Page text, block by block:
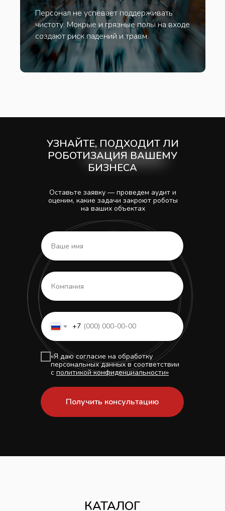
Персонал не успевает поддерживать
чистоту. Мокрые и грязные полы на входе
создают риск падений и травм.
УЗНАЙТЕ, ПОДХОДИТ ЛИ
РОБОТИЗАЦИЯ ВАШЕМУ
БИЗНЕСА
Оставьте заявку — проведем аудит и
оценим, какие задачи закроют роботы
на ваших объектах
+7
«Я даю согласие на обработку
персональных данных в соответствии
с политикой конфиденциальности»
Получить консультацию
КАТАЛОГ